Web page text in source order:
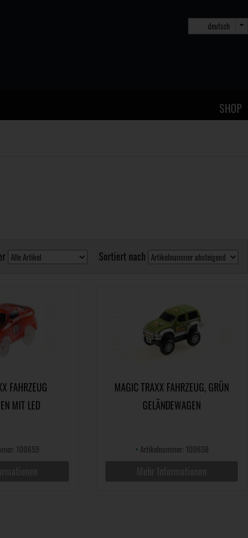
deutsch
SHOP
Sortiert nach
FAHRZEUG
MIT LED
100659
MAGIC TRAXX FAHRZEUG, GRÜN
GELÄNDEWAGEN
• Artikelnummer: 100658